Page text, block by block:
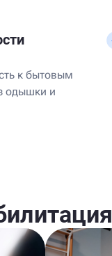
к бытовым
одышки и